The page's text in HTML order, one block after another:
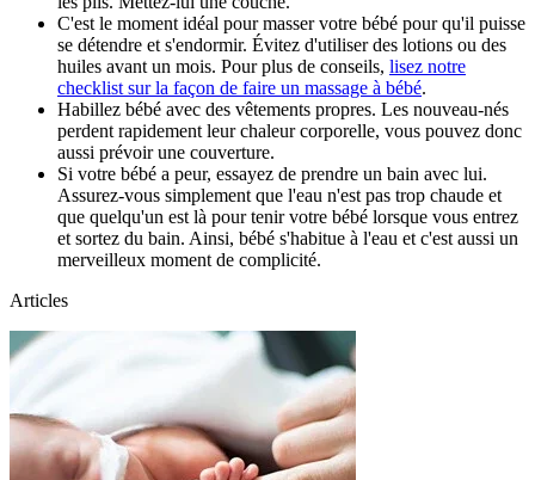
C'est le moment idéal pour masser votre bébé pour qu'il puisse
se détendre et s'endormir. Évitez d'utiliser des lotions ou des
huiles avant un mois. Pour plus de conseils, lisez notre
checklist sur la façon de faire un massage à bébé.
Habillez bébé avec des vêtements propres. Les nouveau-nés
perdent rapidement leur chaleur corporelle, vous pouvez donc
aussi prévoir une couverture.
Si votre bébé a peur, essayez de prendre un bain avec lui.
Assurez-vous simplement que l'eau n'est pas trop chaude et
que quelqu'un est là pour tenir votre bébé lorsque vous entrez
et sortez du bain. Ainsi, bébé s'habitue à l'eau et c'est aussi un
merveilleux moment de complicité.
Articles